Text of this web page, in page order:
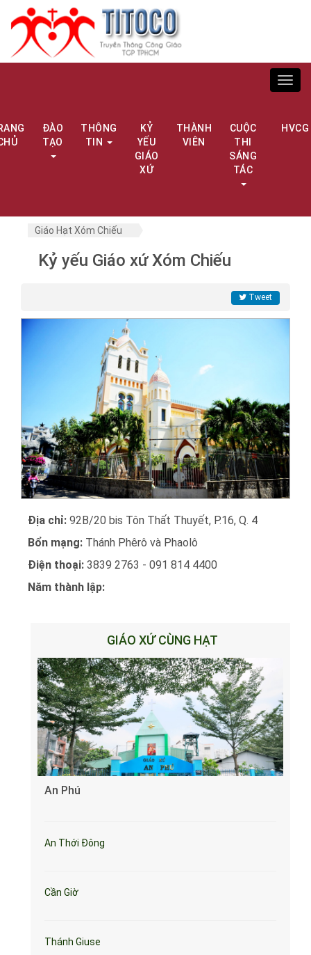
ĐÀO
TẠO
THÔNG
TIN
KỶ
YẾU
GIÁO
XỨ
THÀNH
VIÊN
CUỘC
THI
SÁNG
TÁC
HVCG
Giáo Hạt Xóm Chiếu
Kỷ yếu Giáo xứ Xóm Chiếu
Tweet
Địa chỉ: 92B/20 bis Tôn Thất Thuyết, P.16, Q. 4
Bổn mạng: Thánh Phêrô và Phaolô
Điện thoại: 3839 2763 - 091 814 4400
Năm thành lập:
GIÁO XỨ CÙNG HẠT
An Phú
An Thới Đông
Cần Giờ
Thánh Giuse